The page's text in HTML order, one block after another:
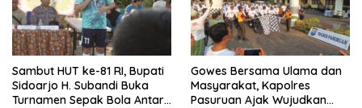
Sambut HUT ke-81 RI, Bupati
Sidoarjo H. Subandi Buka
Turnamen Sepak Bola Antar
Gowes Bersama Ulama dan
Masyarakat, Kapolres
Pasuruan Ajak Wujudkan